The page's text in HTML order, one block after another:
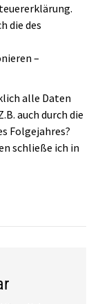
die des
–
alle Daten
auch durch die
Folgejahres?
schließe ich in